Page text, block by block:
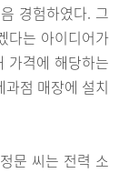
경험하였다. 그
다는 아이디어가
가격에 해당하는
점 매장에 설치
문 씨는 전력 소